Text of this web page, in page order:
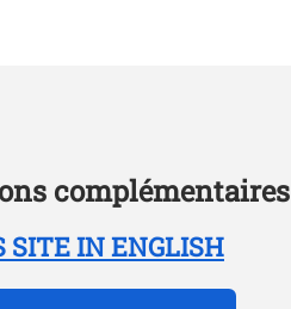
complémentaires
SITE IN ENGLISH